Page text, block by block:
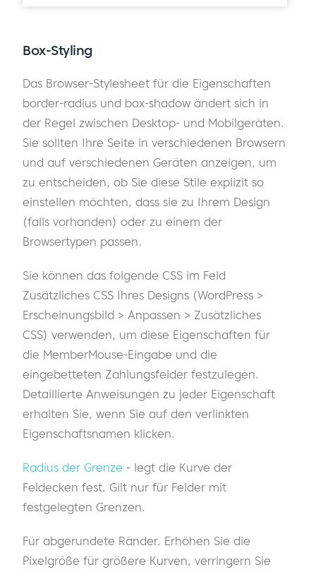
Box-Styling
Das Browser-Stylesheet für die Eigenschaften
border-radius und box-shadow ändert sich in
der Regel zwischen Desktop- und Mobilgeräten.
Sie sollten Ihre Seite in verschiedenen Browsern
und auf verschiedenen Geräten anzeigen, um
zu entscheiden, ob Sie diese Stile explizit so
einstellen möchten, dass sie zu Ihrem Design
(falls vorhanden) oder zu einem der
Browsertypen passen.
Sie können das folgende CSS im Feld
Zusätzliches CSS Ihres Designs (WordPress >
Erscheinungsbild > Anpassen > Zusätzliches
CSS) verwenden, um diese Eigenschaften für
die MemberMouse-Eingabe und die
eingebetteten Zahlungsfelder festzulegen.
Detaillierte Anweisungen zu jeder Eigenschaft
erhalten Sie, wenn Sie auf den verlinkten
Eigenschaftsnamen klicken.
Radius der Grenze - legt die Kurve der
Feldecken fest. Gilt nur für Felder mit
festgelegten Grenzen.
Für abgerundete Ränder. Erhöhen Sie die
Pixelgröße für größere Kurven, verringern Sie